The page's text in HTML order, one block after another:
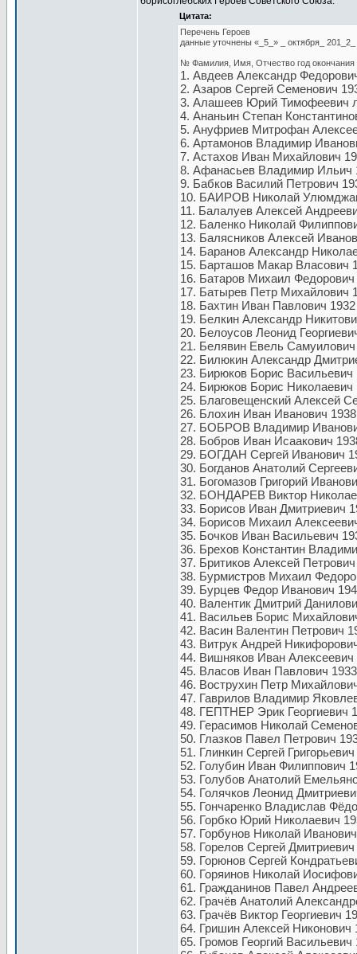
Цитата:
Перечень Героев
данные уточнены «_5_» _ октября_ 201_2_
№ Фамилия, Имя, Отчество год
1. Авдеев Александр
2. Азаров Сергей Семенович
3. Алашеев Юрий Тимофеевич
4. Ананьин Степан
5. Ануфриев Митрофан
6. Артамонов Владимир
7. Астахов Иван Михайлович
8. Афанасьев Владимир Ильич
9. Бабков Василий Петрович
10. БАИРОВ Николай
11. Балалуев Алексей
12. Баленко Николай
13. Балясников Алексей
14. Баранов Александр
15. Барташов Макар Власович
16. Батаров Михаил Федорович
17. Батырев Петр Михайлович
18. Бахтин Иван Павлович
19. Белкин Александр
20. Белоусов Леонид
21. Белявин Евель Самуилович
22. Билюкин Александр
23. Бирюков Борис Васильевич
24. Бирюков Борис
25. Благовещенский Алексей
26. Блохин Иван Иванович
27. БОБРОВ Владимир
28. Бобров Иван Исаакович
29. БОГДАН Сергей Иванович
30. Богданов Анатолий
31. Богомазов Григорий
32. БОНДАРЕВ Виктор
33. Борисов Иван Дмитриевич
34. Борисов Михаил
35. Бочков Иван Васильевич
36. Брехов Константин
37. Бритиков Алексей
38. Бурмистров Михаил
39. Бурцев Федор Иванович
40. Валентик Дмитрий
41. Васильев Борис
42. Васин Валентин Петрович
43. Витрук Андрей
44. Вишняков Иван Алексеевич
45. Власов Иван Павлович
46. Вострухин Петр
47. Гаврилов Владимир
48. ГЕПТНЕР Эрик Георгиевич
49. Герасимов Николай
50. Глазков Павел Петрович
51. Глинкин Сергей
52. Голубин Иван Филиппович
53. Голубов Анатолий
54. Голячков Леонид
55. Гончаренко Владислав
56. Горбко Юрий Николаевич
57. Горбунов Николай
58. Горелов Сергей
59. Горюнов Сергей
60. Горяинов Николай
61. Гражданинов Павел
62. Грачёв Анатолий
63. Грачёв Виктор Георгиевич
64. Гришин Алексей Никонович
65. Громов Георгий Васильевич